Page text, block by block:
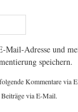
Mail-Adresse und
speichern.
Kommentare via
via E-Mail.